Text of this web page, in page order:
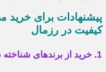
پیشنهادات برای خرید
کیفیت در رزمال
1. خرید از برندهای شناخته شده